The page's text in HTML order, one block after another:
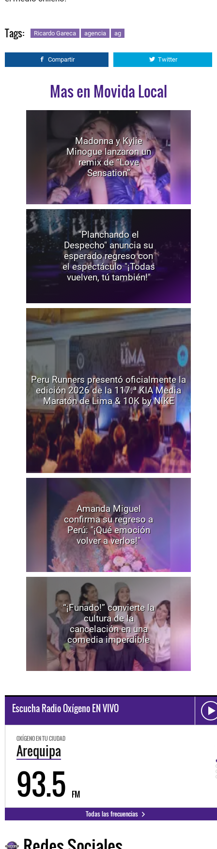
Tags: Ricardo Gareca agencia ag
Compartir Twitter
Mas en Movida Local
Madonna y Kylie
Minogue lanzaron un
remix de “Love
Sensation”
"Planchando el
Despecho" anuncia su
esperado regreso con
el espectáculo "¡Todas
vuelven, tú también!"
Peru Runners presentó oficialmente la
edición 2026 de la 117.ª KIA Media
Maratón de Lima & 10K by NIKE
Amanda Miguel
confirma su regreso a
Perú: "¡Qué emoción
volver a verlos!"
“¡Funado!” convierte la
cultura de la
cancelación en una
comedia imperdible
Escucha Radio Oxígeno EN VIVO
OXÍGENO EN TU CIUDAD
Trujillo
98.3 FM
Todas las frecuencias